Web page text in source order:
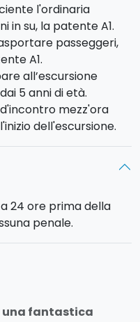
l'ordinaria
in su, la patente A1.
passeggeri,
A1.
all’escursione
5 anni di età.
mezz'ora
dell'escursione.
24 ore prima della
penale.
una fantastica